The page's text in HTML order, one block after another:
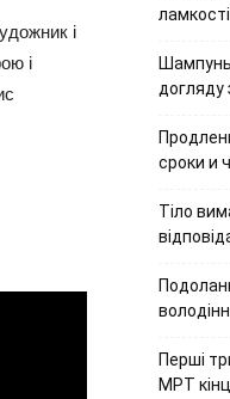
і
і
ламкості
Шампунь
догляду
сроки и
Тіло
Перші
МРТ